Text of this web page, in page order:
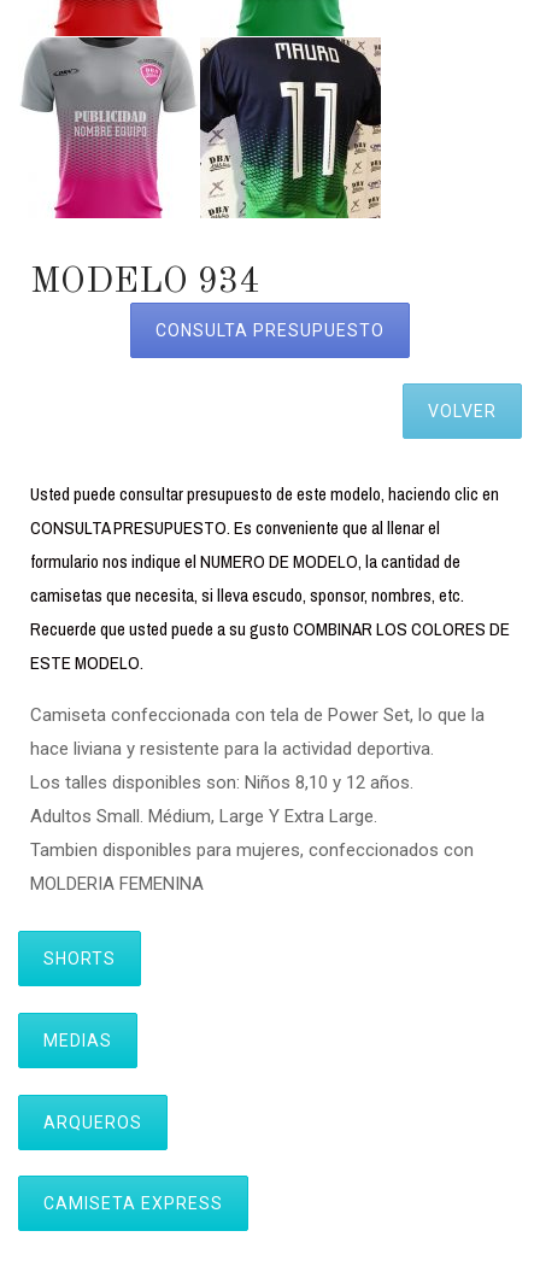
MODELO 934
CONSULTA PRESUPUESTO
VOLVER
Usted puede consultar presupuesto de este modelo, haciendo clic en
CONSULTA PRESUPUESTO. Es conveniente que al llenar el
formulario nos indique el NUMERO DE MODELO, la cantidad de
camisetas que necesita, si lleva escudo, sponsor, nombres, etc.
Recuerde que usted puede a su gusto COMBINAR LOS COLORES DE
ESTE MODELO.
Camiseta confeccionada con tela de Power Set, lo que la
hace liviana y resistente para la actividad deportiva.
Los talles disponibles son: Niños 8,10 y 12 años.
Adultos Small. Médium, Large Y Extra Large.
Tambien disponibles para mujeres, confeccionados con
MOLDERIA FEMENINA
SHORTS
MEDIAS
ARQUEROS
CAMISETA EXPRESS